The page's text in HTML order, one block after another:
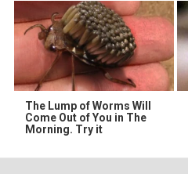
The Lump of Worms Will
Come Out of You in The
Morning. Try it